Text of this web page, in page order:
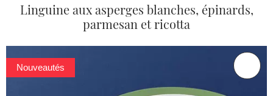
Linguine aux asperges blanches, épinards,
parmesan et ricotta
Nouveautés